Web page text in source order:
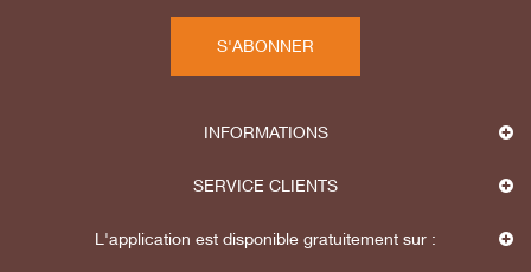
S'ABONNER
INFORMATIONS
SERVICE CLIENTS
L'application est disponible gratuitement sur :